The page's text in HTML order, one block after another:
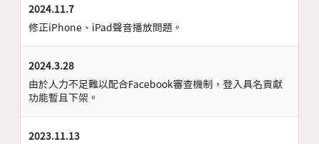
2024.11.7
修正iPhone、iPad聲音播放問題。
2024.3.28
由於人力不足難以配合Facebook審查機制，登入具名貢獻
功能暫且下架。
2023.11.13